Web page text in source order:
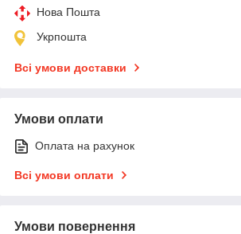
Нова Пошта
Укрпошта
Всі умови доставки
Умови оплати
Оплата на рахунок
Всі умови оплати
Умови повернення